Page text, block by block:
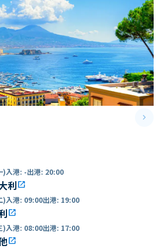
keyboard_arrow_right
)入港: -出港: 20:00
利open_in_new
)入港: 09:00出港: 19:00
open_in_new
)入港: 08:00出港: 17:00
open_in_new